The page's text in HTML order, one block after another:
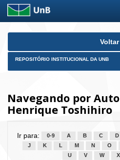
Skip
Voltar
REPOSITÓRIO INSTITUCIONAL DA UNB
Navegando por
Henrique Toshihiro
Ir para: 0-9 A B C D
J
K L M N O
U
V W X